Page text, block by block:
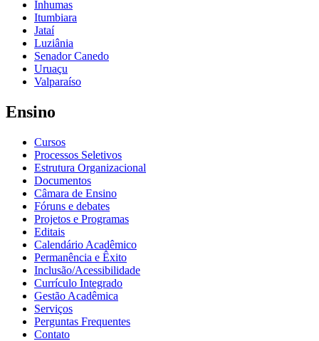
Inhumas
Itumbiara
Jataí
Luziânia
Senador Canedo
Uruaçu
Valparaíso
Ensino
Cursos
Processos Seletivos
Estrutura Organizacional
Documentos
Câmara de Ensino
Fóruns e debates
Projetos e Programas
Editais
Calendário Acadêmico
Permanência e Êxito
Inclusão/Acessibilidade
Currículo Integrado
Gestão Acadêmica
Serviços
Perguntas Frequentes
Contato